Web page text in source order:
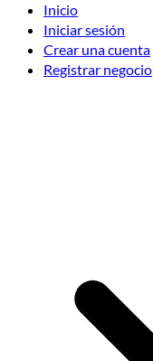
Inicio
Iniciar sesión
Crear una cuenta
Registrar negocio